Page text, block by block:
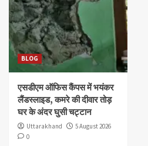
BLOG
एसडीएम ऑफिस कैंपस में भयंकर
लैंडस्लाइड, कमरे की दीवार तोड़
घर के अंदर घुसी चट्टान
Uttarakhand
5 August 2026
0